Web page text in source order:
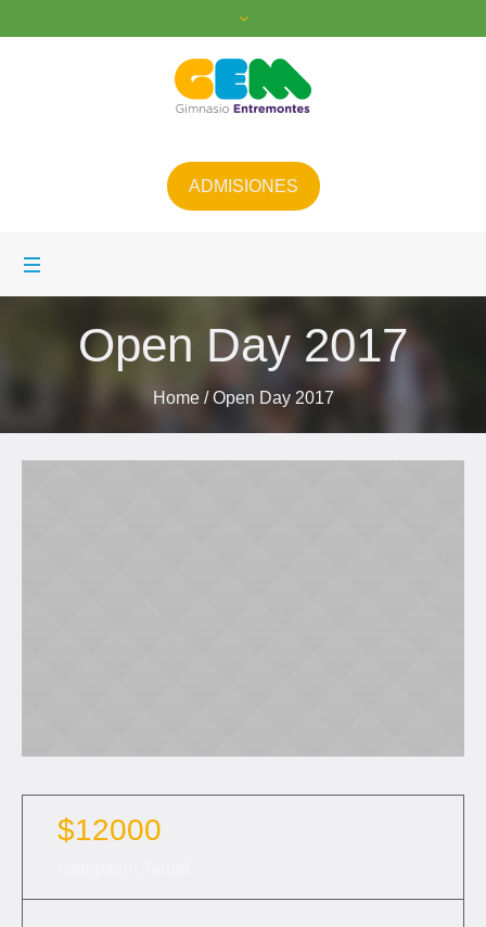
ADMISIONES
Open Day 2017
Home /Open Day 2017
$12000